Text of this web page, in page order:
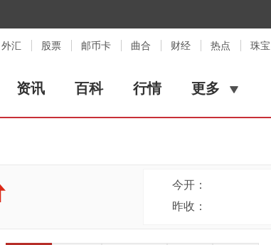
外汇 股票 邮币卡 曲合 财经 热点 珠宝
资讯 百科 行情 更多
今开：
昨收：